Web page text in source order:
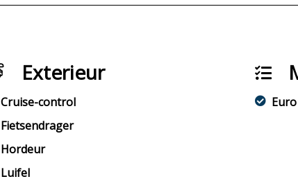
Exterieur
Cruise-control
Fietsendrager
Hordeur
Luifel